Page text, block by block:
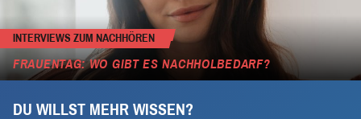
INTERVIEWS ZUM NACHHÖREN
FRAUENTAG: WO GIBT ES NACHHOLBEDARF?
DU WILLST MEHR WISSEN?